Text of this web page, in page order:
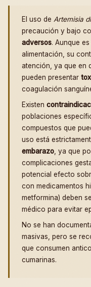
El uso de Artemisia
precaución y bajo
adversos. Aunque
alimentación, su
atención, ya que en
pueden presentar
coagulación
Existen
poblaciones
compuestos que
uso está
embarazo , ya que
complicaciones
potencial efecto
con medicamentos
metformina) deben
médico para evitar
No se han
masivas, pero se
que consumen
cumarinas.